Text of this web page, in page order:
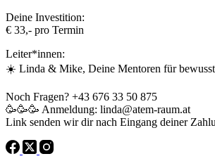
Deine Investition:
€ 33,- pro Termin
Leiter*innen:
☀️ Linda & Mike, Deine Mentoren für
Noch Fragen? +43 676 33 50 875
🥳🥳🥳 Anmeldung: linda@atem-raum.at
Link senden wir dir nach Eingang deiner